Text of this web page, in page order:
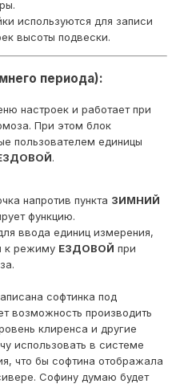
используются для записи
высоты подвески.
периода):
настроек и работает при
При этом блок
пользователем единицы
.
напротив пункта ЗИМНИЙ
функцию.
ввода единиц измерения,
к режиму ЕЗДОВОЙ при
софтинка под
возможность производить
клиренса и другие
использовать в системе
что бы софтина отображала
Софину думаю будет